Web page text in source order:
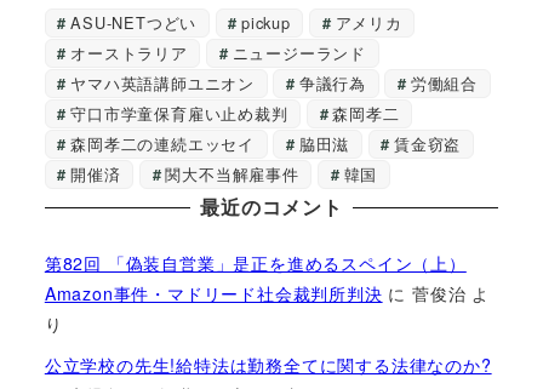
ASU-NETつどい pickup
アメリカ
オーストラリア
ニュージーランド
ヤマハ英語講師ユニオン
争議行為
労働組合
守口市学童保育雇い止め裁判
森岡孝二
森岡孝二の連続エッセイ
脇田滋
賃金窃盗
開催済
関大不当解雇事件 韓国
最近のコメント
第82回 「偽装自営業」是正を進めるスペイン（上）
Amazon事件・マドリード社会裁判所判決 に菅俊治 よ
り
公立学校の先生!給特法は勤務全てに関する法律なのか?